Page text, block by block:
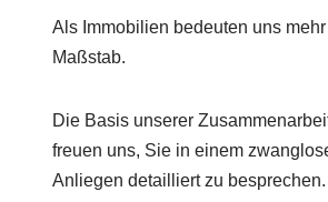
Als Immobilien bedeuten uns
Maßstab.
Die Basis unserer
freuen uns, Sie in einem
Anliegen detailliert zu